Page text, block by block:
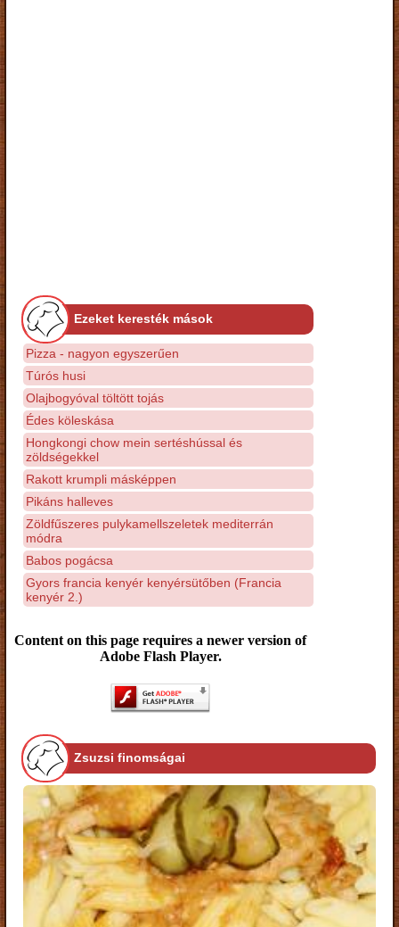
Ezeket keresték mások
Pizza - nagyon egyszerűen
Túrós husi
Olajbogyóval töltött tojás
Édes köleskása
Hongkongi chow mein sertéshússal és
zöldségekkel
Rakott krumpli másképpen
Pikáns halleves
Zöldfűszeres pulykamellszeletek mediterrán
módra
Babos pogácsa
Gyors francia kenyér kenyérsütőben (Francia
kenyér 2.)
Content on this page requires a newer version of
Adobe Flash Player.
Zsuzsi finomságai